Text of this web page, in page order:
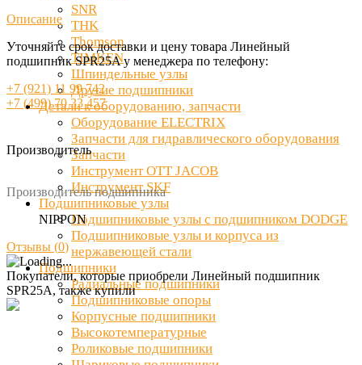
SNR
THK
Thomson
TIMKEN
Шпиндельные узлы
Другие подшипники
Детали к оборудованию, запчасти
Оборудование ELECTRIX
Запчасти для гидравлического оборудования
Запчасти
Инструмент OTT JACOB
Инструмент SKF
Подшипниковые узлы
Подшипниковые узлы с подшипником DODGE
Подшипниковые узлы и корпуса из
нержавеющей стали
Подшипники
Радиальные подшипники
Подшипниковые опоры
Корпусные подшипники
Высокотемпературные
Роликовые подшипники
Описание
Уточняйте срок доставки и цену товара Линейный
подшипник SPR25A у менеджера по телефону:
+7 (921) 11 99 742
+7 (499) 70 33 457
Производитель
Производитель подшипника
NIPPON
Отзывы (0)
Покупатели, которые приобрели Линейный подшипник
SPR25A, также купили